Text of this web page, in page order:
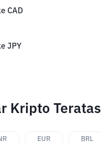
CAD
JPY
Kripto Teratas
EUR BRL